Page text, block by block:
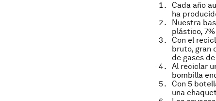
Cada año
ha
Nuestra
plástico,
Con el
bruto, gran
de gases
Al reciclar
bombilla
Con 5
una